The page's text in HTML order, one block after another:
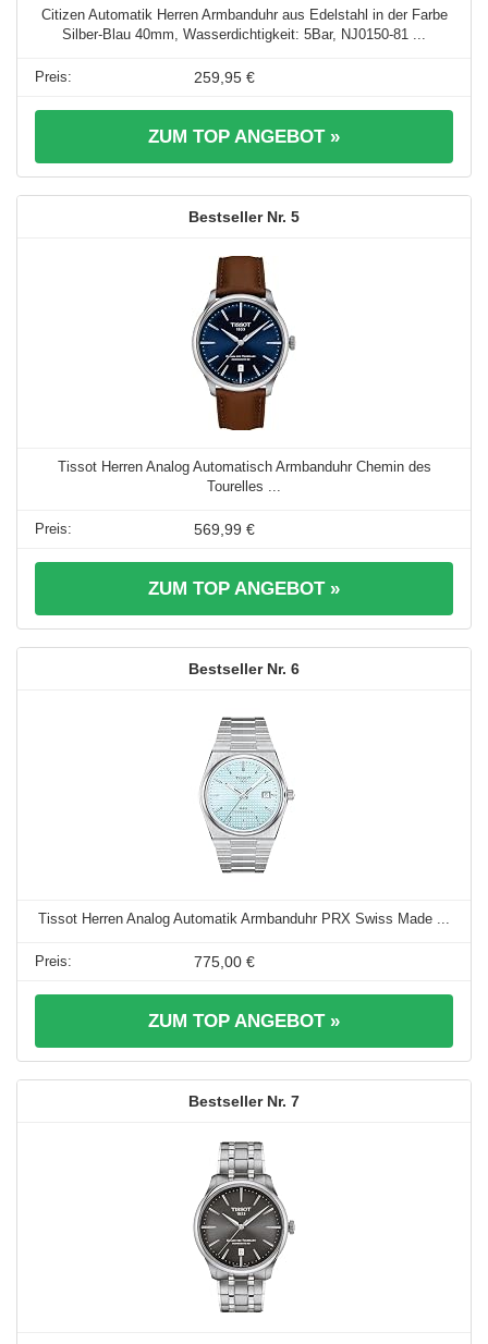
Citizen Automatik Herren Armbanduhr aus Edelstahl in der Farbe
Silber-Blau 40mm, Wasserdichtigkeit: 5Bar, NJ0150-81 ...
259,95 €
ZUM TOP ANGEBOT »
5
Tissot Herren Analog Automatisch Armbanduhr Chemin des
Tourelles ...
569,99 €
ZUM TOP ANGEBOT »
6
Tissot Herren Analog Automatik Armbanduhr PRX Swiss Made ...
775,00 €
ZUM TOP ANGEBOT »
7